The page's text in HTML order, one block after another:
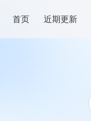
首页 近期更新